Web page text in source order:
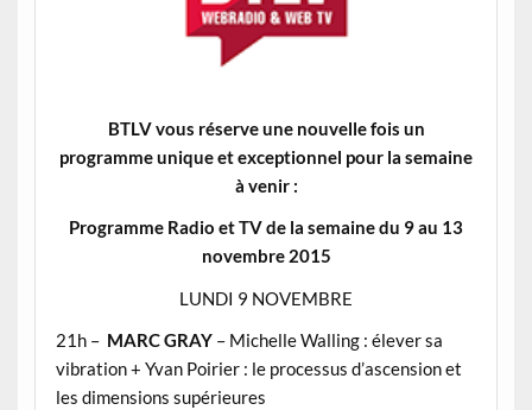
BTLV vous réserve une nouvelle fois un
programme unique et exceptionnel pour la semaine
à venir :
Programme Radio et TV de la semaine du 9 au 13
novembre 2015
LUNDI 9 NOVEMBRE
21h – MARC GRAY– Michelle Walling : élever sa
vibration + Yvan Poirier : le processus d’ascension et
les dimensions supérieures